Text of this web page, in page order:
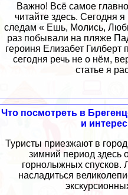
Важно! Всё самое
читайте здесь. Сегодня
следам « Ешь, Молись,
раз побывали на пляже
героиня Елизабет
сегодня речь не о нём,
статье я
Что посмотреть в
и
Туристы приезжают в
зимний период здесь
горнолыжных спусков.
насладиться